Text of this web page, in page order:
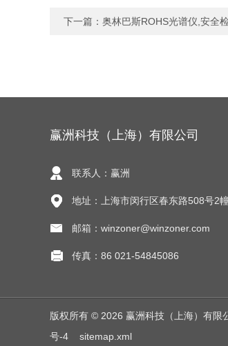
下一篇： 奥林巴斯ROHS光谱仪,安全
赢洲科技（上海）有限公司
联系人：赢洲
地址：上海市闵行区春东路508号2
邮箱：winzoner@winzoner.com
传真：86 021-54845086
版权所有 © 2026 赢洲科技（上海）有
号-4
sitemap.xml